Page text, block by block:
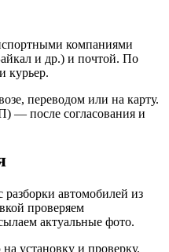
компаниями
и др.) и почтой. По
курьер.
переводом или на карту.
— после согласования и
автомобилей из
проверяем
актуальные фото.
установку и проверку.